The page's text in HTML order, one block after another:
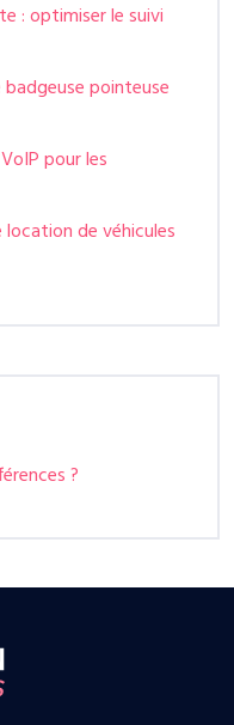
: optimiser le suivi
badgeuse pointeuse
pour les
de véhicules
?